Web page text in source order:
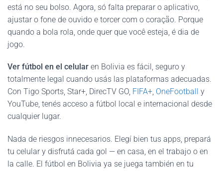
está no seu bolso. Agora, só falta preparar o aplicativo,
ajustar o fone de ouvido e torcer com o coração. Porque
quando a bola rola, onde quer que você esteja, é dia de
jogo.
Ver fútbol en el celular en Bolivia es fácil, seguro y
totalmente legal cuando usás las plataformas adecuadas.
Con Tigo Sports, Star+, DirecTV GO, FIFA+, OneFootball
y
YouTube, tenés acceso a fútbol local e internacional desde
cualquier lugar.
Nada de riesgos innecesarios. Elegí bien tus apps, prepará
tu celular y disfrutá cada gol — en casa, en el trabajo o en
la calle. El fútbol en Bolivia ya se juega también en tu